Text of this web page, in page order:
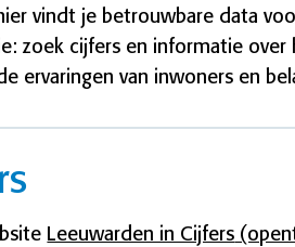
vindt je betrouwbare data
zoek cijfers en informatie
ervaringen van inwoners en
Leeuwarden in Cijfers